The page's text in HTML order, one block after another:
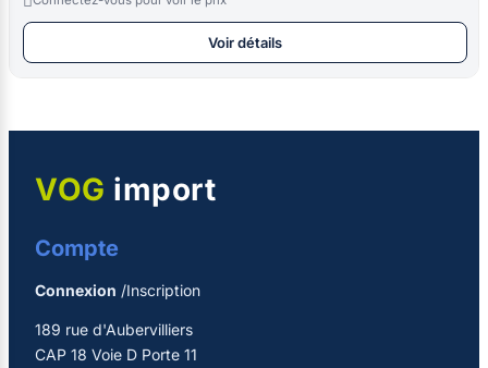
Voir détails
VOG import
Compte
Connexion /Inscription
189 rue d'Aubervilliers
CAP 18 Voie D Porte 11